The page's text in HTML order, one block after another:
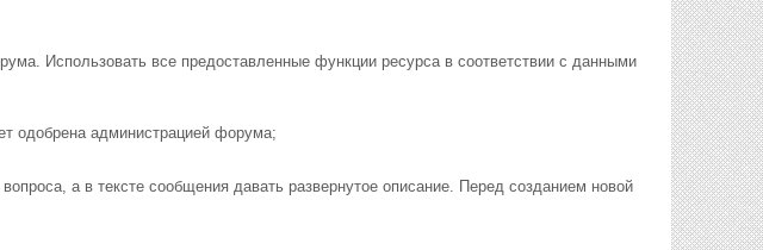
Использовать все предоставленные функции ресурса в соответствии с данными
одобрена администрацией форума;
а в тексте сообщения давать развернутое описание. Перед созданием новой